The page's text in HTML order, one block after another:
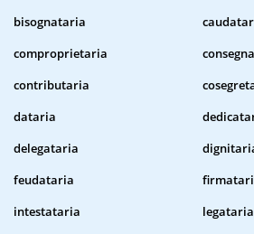
bisognataria
comproprietaria
contributaria
dataria
delegataria
feudataria
intestataria
legataria